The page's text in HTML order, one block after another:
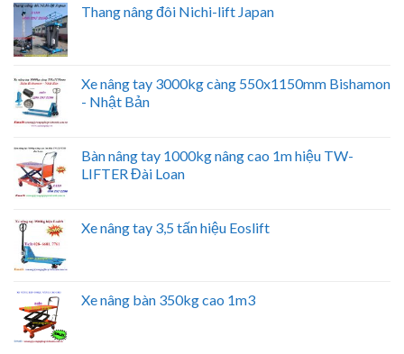
Thang nâng đôi Nichi-lift Japan
Xe nâng tay 3000kg càng 550x1150mm Bishamon
- Nhật Bản
Bàn nâng tay 1000kg nâng cao 1m hiệu TW-
LIFTER Đài Loan
Xe nâng tay 3,5 tấn hiệu Eoslift
Xe nâng bàn 350kg cao 1m3